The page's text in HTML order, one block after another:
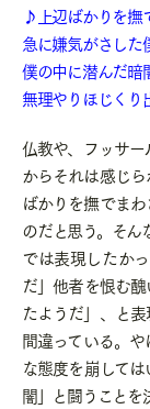
♪上辺ばかりを撫
急に嫌気がさした
僕の中に潜んだ暗
無理やりほじくり
仏教や、フッサ
からそれは感じ
ばかりを撫でま
のだと思う。そん
では表現したか
だ」他者を恨む
たようだ」、と
間違っている。
な態度を崩して
闇」と闘うことを